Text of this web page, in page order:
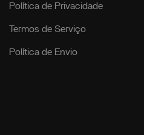
Política de Privacidade
Termos de Serviço
Política de Envio